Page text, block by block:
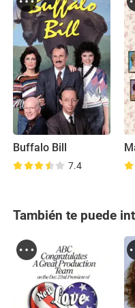
Buffalo Bill
7.4
También te puede